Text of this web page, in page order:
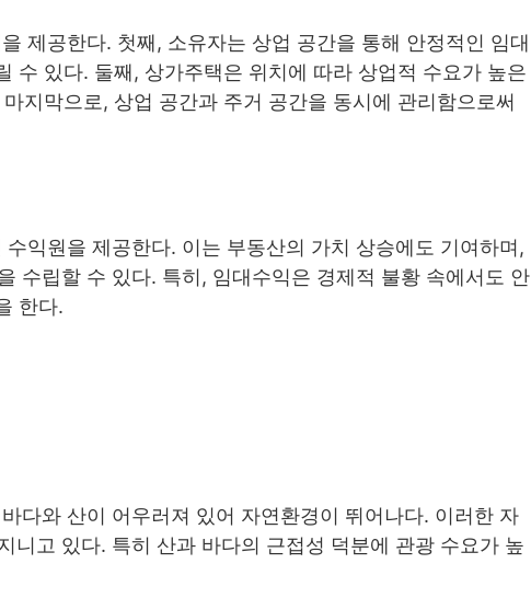
제공한다. 첫째, 소유자는 상업 공간을 통해 안정적인 임대
수 있다. 둘째, 상가주택은 위치에 따라 상업적 수요가 높은
지막으로, 상업 공간과 주거 공간을 동시에 관리함으로써
익원을 제공한다. 이는 부동산의 가치 상승에도 기여하며,
수립할 수 있다. 특히, 임대수익은 경제적 불황 속에서도 안
한다.
다와 산이 어우러져 있어 자연환경이 뛰어나다. 이러한 자
니고 있다. 특히 산과 바다의 근접성 덕분에 관광 수요가 높